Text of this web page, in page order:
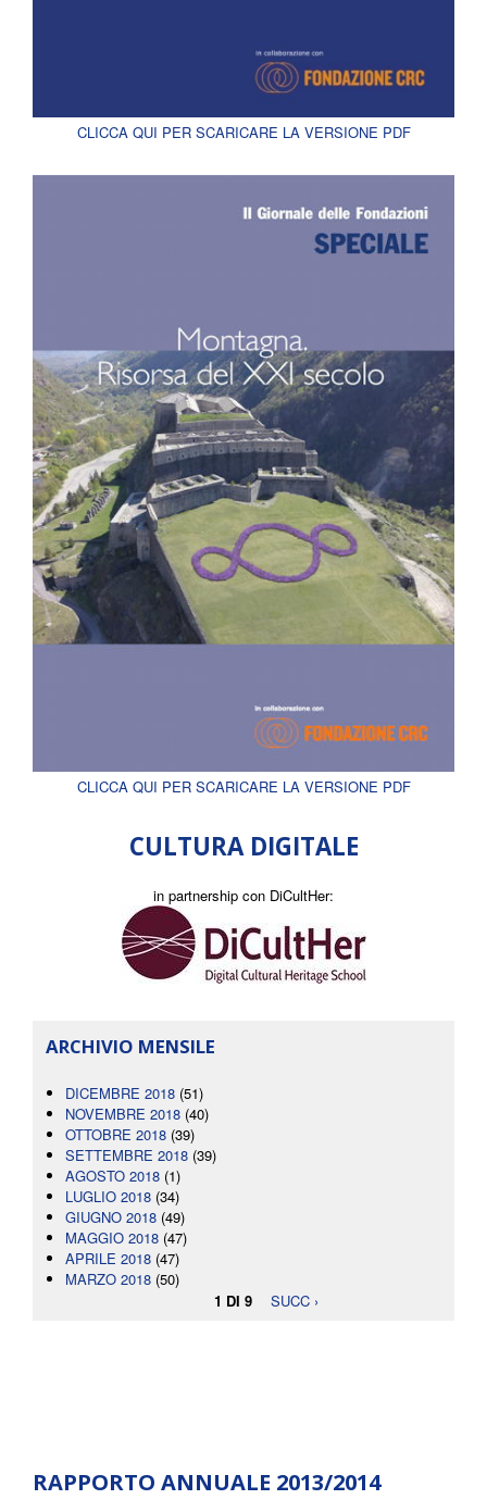
CLICCA QUI PER SCARICARE LA VERSIONE PDF
CLICCA QUI PER SCARICARE LA VERSIONE PDF
CULTURA DIGITALE
in partnership con DiCultHer:
ARCHIVIO MENSILE
DICEMBRE 2018 (51)
NOVEMBRE 2018 (40)
OTTOBRE 2018 (39)
SETTEMBRE 2018 (39)
AGOSTO 2018 (1)
LUGLIO 2018 (34)
GIUGNO 2018 (49)
MAGGIO 2018 (47)
APRILE 2018 (47)
MARZO 2018 (50)
1 DI 9
SUCC ›
RAPPORTO ANNUALE 2013/2014